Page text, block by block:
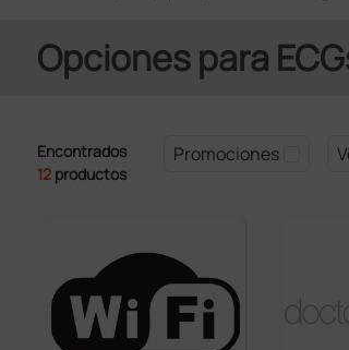
Opciones para
Encontrados
12productos
Promociones